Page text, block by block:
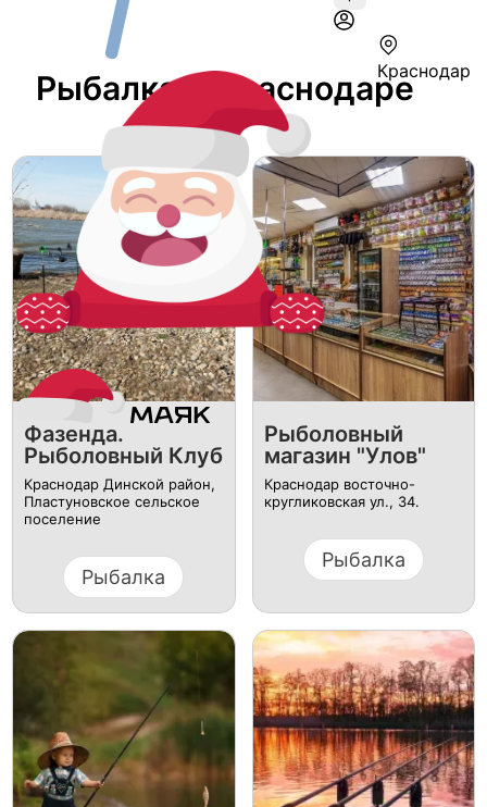
Краснодар
Рыбалка В Краснодаре
Фазенда.
Рыболовный Клуб
Краснодар Динской район,
Пластуновское сельское
поселение
Рыбалка
Рыболовный
магазин "Улов"
Краснодар восточно-
кругликовская ул., 34.
Рыбалка